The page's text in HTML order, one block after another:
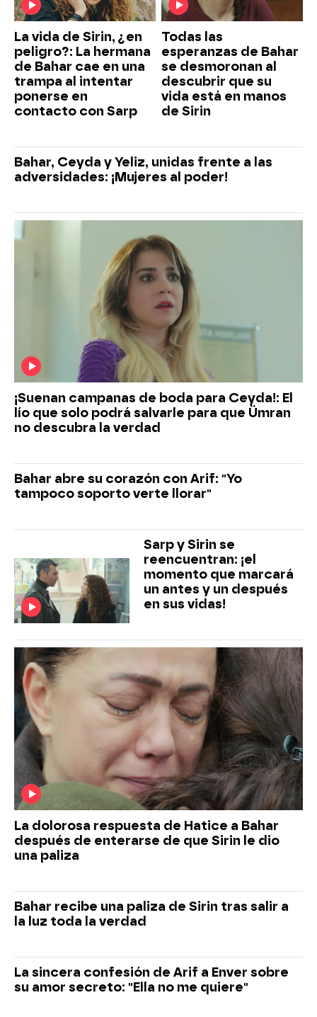
La vida de Sirin, ¿en
peligro?: La hermana
de Bahar cae en una
trampa al intentar
ponerse en
contacto con Sarp
Todas las
esperanzas de Bahar
se desmoronan al
descubrir que su
vida está en manos
de Sirin
Bahar, Ceyda y Yeliz, unidas frente a las
adversidades: ¡Mujeres al poder!
¡Suenan campanas de boda para Ceyda!: El
lío que solo podrá salvarle para que Ümran
no descubra la verdad
Bahar abre su corazón con Arif: "Yo
tampoco soporto verte llorar"
Sarp y Sirin se
reencuentran: ¡el
momento que marcará
un antes y un después
en sus vidas!
La dolorosa respuesta de Hatice a Bahar
después de enterarse de que Sirin le dio
una paliza
Bahar recibe una paliza de Sirin tras salir a
la luz toda la verdad
La sincera confesión de Arif a Enver sobre
su amor secreto: "Ella no me quiere"